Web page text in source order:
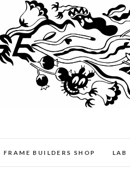
FRAME BUILDERS SHOP LAB